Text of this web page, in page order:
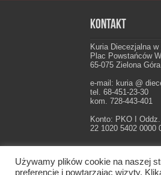
Kontakt
Kuria Diecezjalna
Plac Powstańców
65-075 Zielona Góra
e-mail: kuria @
tel. 68-451-23-30
kom. 728-443-401
Konto: PKO I
22 1020 5402 0000
Oficjalna strona
Używamy plików cookie na naszej
preferencje i powtarzając wizyty.